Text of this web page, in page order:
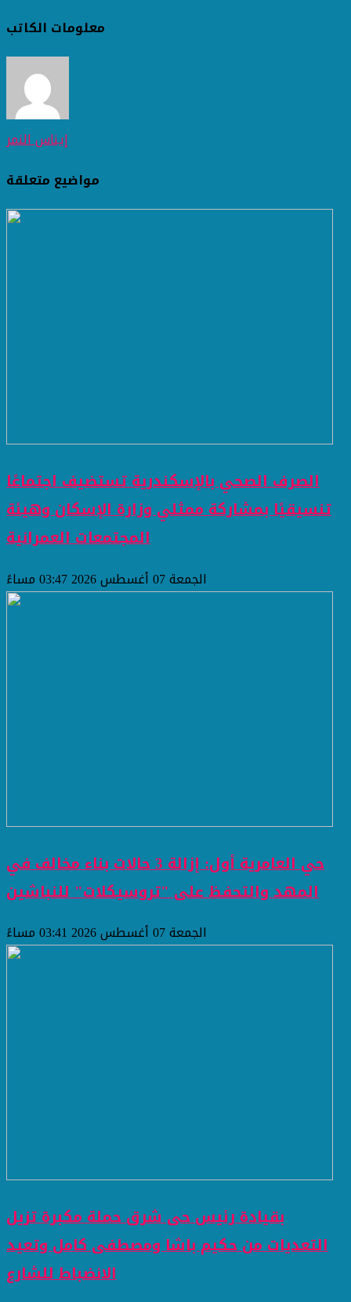
معلومات الكاتب
إيناس النمر
مواضيع متعلقة
الصرف الصحي بالإسكندرية تستضيف اجتماعًا
تنسيقيًا بمشاركة ممثلي وزارة الإسكان وهيئة
المجتمعات العمرانية
الجمعة 07 أغسطس 2026 03:47 مساءً
حي العامرية أول: إزالة 3 حالات بناء مخالف في
المهد والتحفظ على "تروسيكلات" للنباشين
الجمعة 07 أغسطس 2026 03:41 مساءً
بقيادة رئيس حى شرق حملة مكبرة تزيل
التعديات من حكيم باشا ومصطفى كامل وتعيد
الانضباط للشارع